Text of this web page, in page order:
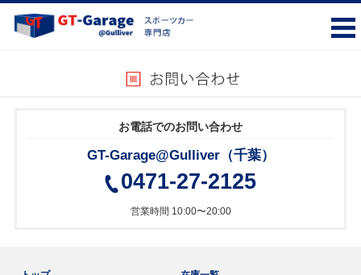
お電話でのお問い合わせ
GT-Garage@Gulliver（千葉）
0471-27-2125
営業時間 10:00〜20:00